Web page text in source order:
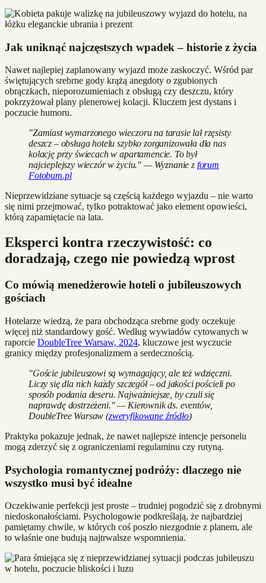
Jak uniknąć najczęstszych wpadek – historie z życia
Nawet najlepiej zaplanowany wyjazd może zaskoczyć. Wśród par
świętujących srebrne gody krążą anegdoty o zgubionych
obrączkach, nieporozumieniach z obsługą czy deszczu, który
pokrzyżował plany plenerowej kolacji. Kluczem jest dystans i
poczucie humoru.
"Zamiast wymarzonego wieczoru na tarasie lał rzęsisty
deszcz – obsługa hotelu szybko zorganizowała dla nas
kolację przy świecach w apartamencie. To był
najcieplejszy wieczór w życiu." — Wyznanie z forum
Fotobum.pl
Nieprzewidziane sytuacje są częścią każdego wyjazdu – nie warto
się nimi przejmować, tylko potraktować jako element opowieści,
którą zapamiętacie na lata.
Eksperci kontra rzeczywistość: co
doradzają, czego nie powiedzą wprost
Co mówią menedżerowie hoteli o jubileuszowych
gościach
Hotelarze wiedzą, że para obchodząca srebrne gody oczekuje
więcej niż standardowy gość. Według wywiadów cytowanych w
raporcie DoubleTree Warsaw, 2024, kluczowe jest wyczucie
granicy między profesjonalizmem a serdecznością.
"Goście jubileuszowi są wymagający, ale też wdzięczni.
Liczy się dla nich każdy szczegół – od jakości pościeli po
sposób podania deseru. Najważniejsze, by czuli się
naprawdę dostrzeżeni." — Kierownik ds. eventów,
DoubleTree Warsaw (zweryfikowane źródło)
Praktyka pokazuje jednak, że nawet najlepsze intencje personelu
mogą zderzyć się z ograniczeniami regulaminu czy rutyną.
Psychologia romantycznej podróży: dlaczego nie
wszystko musi być idealne
Oczekiwanie perfekcji jest proste – trudniej pogodzić się z drobnymi
niedoskonałościami. Psychologowie podkreślają, że najbardziej
pamiętamy chwile, w których coś poszło niezgodnie z planem, ale
to właśnie one budują najtrwalsze wspomnienia.